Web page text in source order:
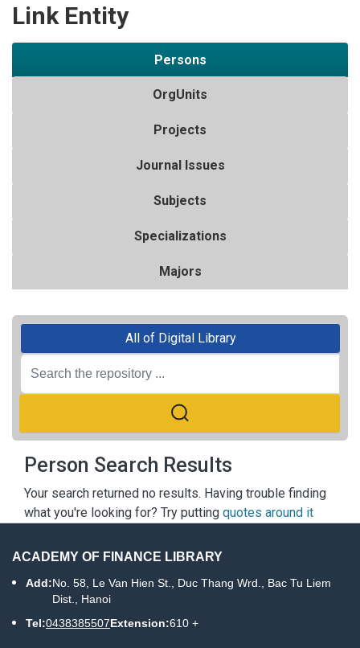
Link Entity
Persons
OrgUnits
Projects
Journal Issues
Subjects
Specializations
Majors
All of Digital Library
Person Search Results
Your search returned no results. Having trouble finding
what you're looking for? Try putting quotes around it
ACADEMY OF FINANCE LIBRARY
Add:No. 58, Le Van Hien St., Duc Thang Wrd., Bac Tu Liem
Dist., Hanoi
Tel:0438385507Extension:610 +